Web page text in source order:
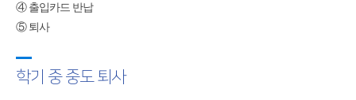
④ 출입카드 반납
⑤ 퇴사
학기 중 중도 퇴사